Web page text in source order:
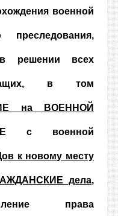
военной
решении всех
в том
на ВОЕННОЙ
с военной
к новому месту
дела,
права